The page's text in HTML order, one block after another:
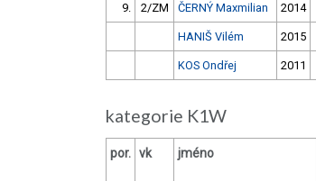
9. 2/ZM ČERNÝ Maxmilian 2014
HANIŠ Vilém 2015
KOS Ondřej 2011
kategorie K1W
por. vk jméno